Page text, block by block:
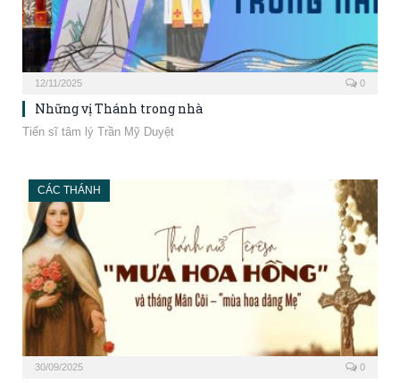
12/11/2025 0
Những vị Thánh trong nhà
Tiến sĩ tâm lý Trần Mỹ Duyệt
CÁC THÁNH
30/09/2025 0